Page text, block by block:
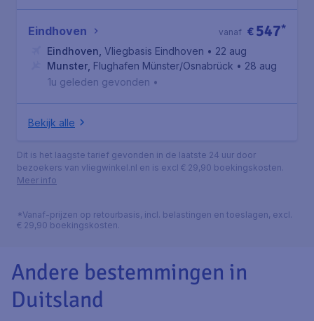
Eindhoven € 547*
vanaf
Eindhoven Vliegbasis Eindhoven • 22 aug
Munster Flughafen Münster/Osnabrück • 28 aug
1u geleden gevonden •
Bekijk alle
Dit is het laagste tarief gevonden in de laatste 24 uur door
bezoekers van vliegwinkel.nl en is excl € 29,90 boekingskosten.
Meer info
*Vanaf-prijzen op retourbasis, incl. belastingen en toeslagen, excl.
€ 29,90 boekingskosten.
Andere bestemmingen in
Duitsland